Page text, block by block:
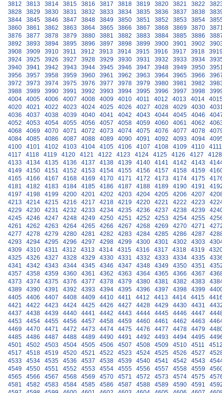
3812
3813 3814 3815 3816 3817 3818 3819 3820 3821 3822
3828
3829 3830 3831 3832 3833 3834 3835 3836 3837 3838
3844
3845 3846 3847 3848 3849 3850 3851 3852 3853 3854
3860
3861 3862 3863 3864 3865 3866 3867 3868 3869 3870
3876
3877 3878 3879 3880 3881 3882 3883 3884 3885 3886
3892
3893 3894 3895 3896 3897 3898 3899 3900 3901 3902
3908
3909 3910 3911 3912 3913 3914 3915 3916 3917 3918
3924
3925 3926 3927 3928 3929 3930 3931 3932 3933 3934
3940
3941 3942 3943 3944 3945 3946 3947 3948 3949 3950
3956
3957 3958 3959 3960 3961 3962 3963 3964 3965 3966
3972
3973 3974 3975 3976 3977 3978 3979 3980 3981 3982
3988
3989 3990 3991 3992 3993 3994 3995 3996 3997 3998
4004
4005 4006 4007 4008 4009 4010 4011 4012 4013 4014
4020
4021 4022 4023 4024 4025 4026 4027 4028 4029 4030
4036
4037 4038 4039 4040 4041 4042 4043 4044 4045 4046
4052
4053 4054 4055 4056 4057 4058 4059 4060 4061 4062
4068
4069 4070 4071 4072 4073 4074 4075 4076 4077 4078
4084
4085 4086 4087 4088 4089 4090 4091 4092 4093 4094
4100
4101 4102 4103 4104 4105 4106 4107 4108 4109 4110
4111
4117
4118 4119 4120 4121 4122 4123 4124 4125 4126 4127
4128
4133
4134 4135 4136 4137 4138 4139 4140 4141 4142 4143
4149
4150 4151 4152 4153 4154 4155 4156 4157 4158 4159
4165
4166 4167 4168 4169 4170 4171 4172 4173 4174 4175
4181
4182 4183 4184 4185 4186 4187 4188 4189 4190 4191
4197
4198 4199 4200 4201 4202 4203 4204 4205 4206 4207
4213
4214 4215 4216 4217 4218 4219 4220 4221 4222 4223
4229
4230 4231 4232 4233 4234 4235 4236 4237 4238 4239
4245
4246 4247 4248 4249 4250 4251 4252 4253 4254 4255
4261
4262 4263 4264 4265 4266 4267 4268 4269 4270 4271
4277
4278 4279 4280 4281 4282 4283 4284 4285 4286 4287
4293
4294 4295 4296 4297 4298 4299 4300 4301 4302 4303
4309
4310 4311 4312 4313 4314 4315 4316 4317 4318 4319
4325
4326 4327 4328 4329 4330 4331 4332 4333 4334 4335
4341
4342 4343 4344 4345 4346 4347 4348 4349 4350 4351
4357
4358 4359 4360 4361 4362 4363 4364 4365 4366 4367
4373
4374 4375 4376 4377 4378 4379 4380 4381 4382 4383
4389
4390 4391 4392 4393 4394 4395 4396 4397 4398 4399
4405
4406 4407 4408 4409 4410 4411 4412 4413 4414 4415
4421
4422 4423 4424 4425 4426 4427 4428 4429 4430 4431
4437
4438 4439 4440 4441 4442 4443 4444 4445 4446 4447
4453
4454 4455 4456 4457 4458 4459 4460 4461 4462 4463
4469
4470 4471 4472 4473 4474 4475 4476 4477 4478 4479
4485
4486 4487 4488 4489 4490 4491 4492 4493 4494 4495
4501
4502 4503 4504 4505 4506 4507 4508 4509 4510 4511
4517
4518 4519 4520 4521 4522 4523 4524 4525 4526 4527
4533
4534 4535 4536 4537 4538 4539 4540 4541 4542 4543
4549
4550 4551 4552 4553 4554 4555 4556 4557 4558 4559
4565
4566 4567 4568 4569 4570 4571 4572 4573 4574 4575
4581
4582 4583 4584 4585 4586 4587 4588 4589 4590 4591